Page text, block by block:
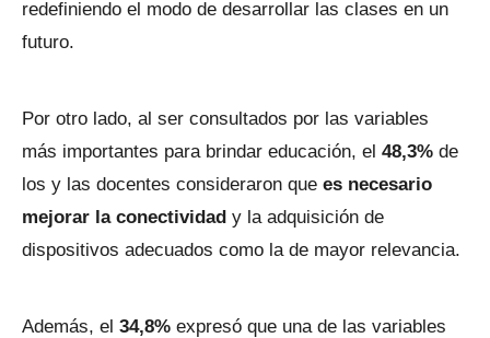
redefiniendo el modo de desarrollar las clases en un
futuro.
Por otro lado, al ser consultados por las variables
más importantes para brindar educación, el 48,3% de
los y las docentes consideraron que es necesario
mejorar la conectividad y la adquisición de
dispositivos adecuados como la de mayor relevancia.
Además, el 34,8% expresó que una de las variables